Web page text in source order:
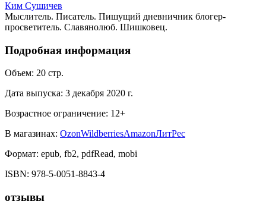
Ким Сушичев
Мыслитель. Писатель. Пишущий дневничник блогер-
просветитель. Славянолюб. Шишковец.
Подробная информация
Объем: 20 стр.
Дата выпуска: 3 декабря 2020 г.
Возрастное ограничение: 12+
В магазинах: OzonWildberriesAmazonЛитРес
Формат: epub, fb2, pdfRead, mobi
ISBN: 978-5-0051-8843-4
отзывы